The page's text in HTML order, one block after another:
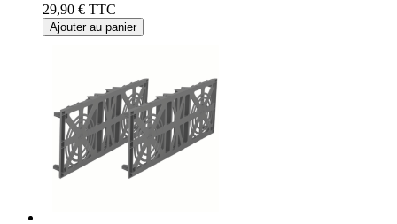
29,90 € TTC
Ajouter au panier